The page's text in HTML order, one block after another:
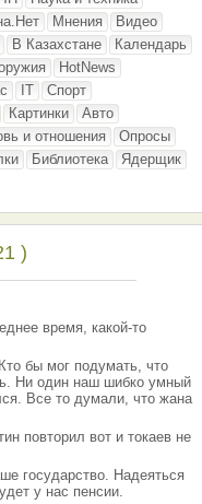
Мнения
Видео
В Казахстане
Календарь
HotNews
IT
Спорт
Картинки
Авто
и отношения
Опросы
Библиотека
Ядерщик
)
время, какой-то
бы мог подумать, что
Ни один наш шибко умный
Все то думали, что жана
повторил вот и токаев не
государство. Надеяться
у нас пенсии.